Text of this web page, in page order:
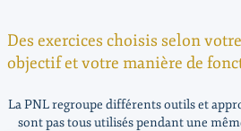
Des exercices choisis selon
objectif et votre manière de
La PNL regroupe différents outils et
sont pas tous utilisés pendant une